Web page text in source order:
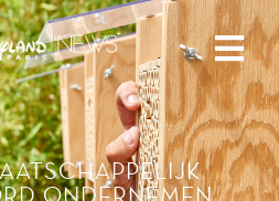
ONDERNEMEN